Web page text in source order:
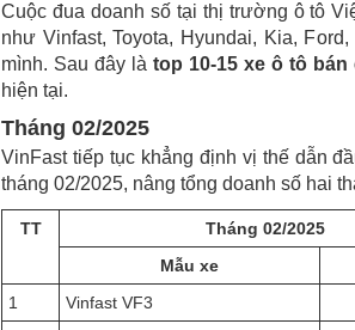
Cuộc đua doanh số tại thị trường ô tô
như Vinfast, Toyota, Hyundai, Kia,
mình. Sau đây là top 10-15 xe ô tô
hiện tại.
Tháng 02/2025
VinFast tiếp tục khẳng định vị thế dẫn
tháng 02/2025, nâng tổng doanh số hai
TT Tháng 02/2025
Mẫu xe
1
Vinfast VF3